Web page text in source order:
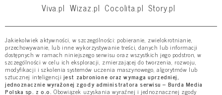
Viva.pl Wizaz.pl Cocolita.pl Story.pl
Jakiekolwiek aktywności, w szczególności: pobieranie, zwielokrotnianie,
przechowywanie, lub inne wykorzystywanie treści, danych lub informacji
dostępnych w ramach niniejszego serwisu oraz wszystkich jego podstron, w
szczególności w celu ich eksploracji, zmierzającej do tworzenia, rozwoju,
modyfikacji i szkolenia systemów uczenia maszynowego, algorytmów lub
sztucznej inteligencji jest zabronione oraz wymaga uprzedniej,
jednoznacznie wyrażonej zgody administratora serwisu – Burda Media
Polska sp. z o.o. Obowiązek uzyskania wyraźnej i jednoznacznej zgody